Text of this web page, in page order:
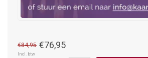
€84,95 €76,95
Incl. btw